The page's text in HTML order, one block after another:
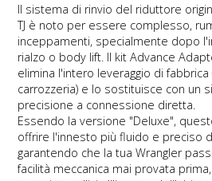
Il sistema di rinvio del riduttore
TJ è noto per essere complesso,
inceppamenti, specialmente dopo
rialzo o body lift. Il kit Advance
elimina l'intero leveraggio di fabbrica
carrozzeria) e lo sostituisce con un
precisione a connessione diretta.
Essendo la versione "Deluxe",
offrire l'innesto più fluido e preciso
garantendo che la tua Wrangler
facilità meccanica mai provata